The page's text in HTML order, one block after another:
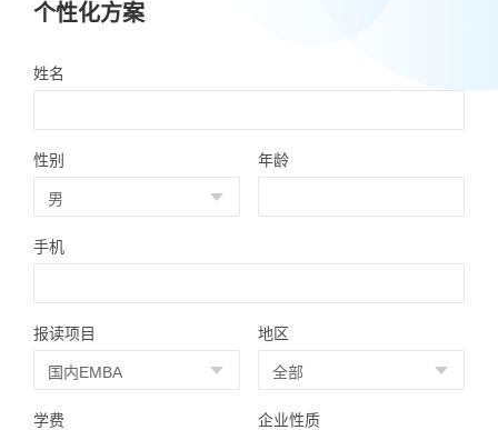
个性化方案
姓名
性别 年龄
手机
报读项目 地区
学费 企业性质